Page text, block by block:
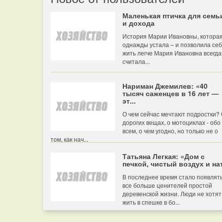
Маленькая птичка для
и дохода
История Марии Ивановны, которая
однажды устала – и позволила
жить легче Мария Ивановна всегда
считала...
Нариман Джемилев: «40
тысяч саженцев в 16 лет —
эт...
О чем сейчас мечтают подростки?
дорогих вещах, о мотоциклах - обо
всем, о чем угодно, но только не о
том, как нач...
Татьяна Легкая: «Дом с
печкой, чистый воздух и
В последнее время стало
все больше ценителей простой
деревенской жизни. Люди не хотят
жить в спешке в бо...